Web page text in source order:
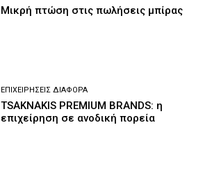
Μικρή πτώση στις πωλήσεις μπίρας
ΕΠΙΧΕΙΡΉΣΕΙΣ ΔΙΆΦΟΡΑ
TSAKNAKIS PREMIUM BRANDS: η
επιχείρηση σε ανοδική πορεία